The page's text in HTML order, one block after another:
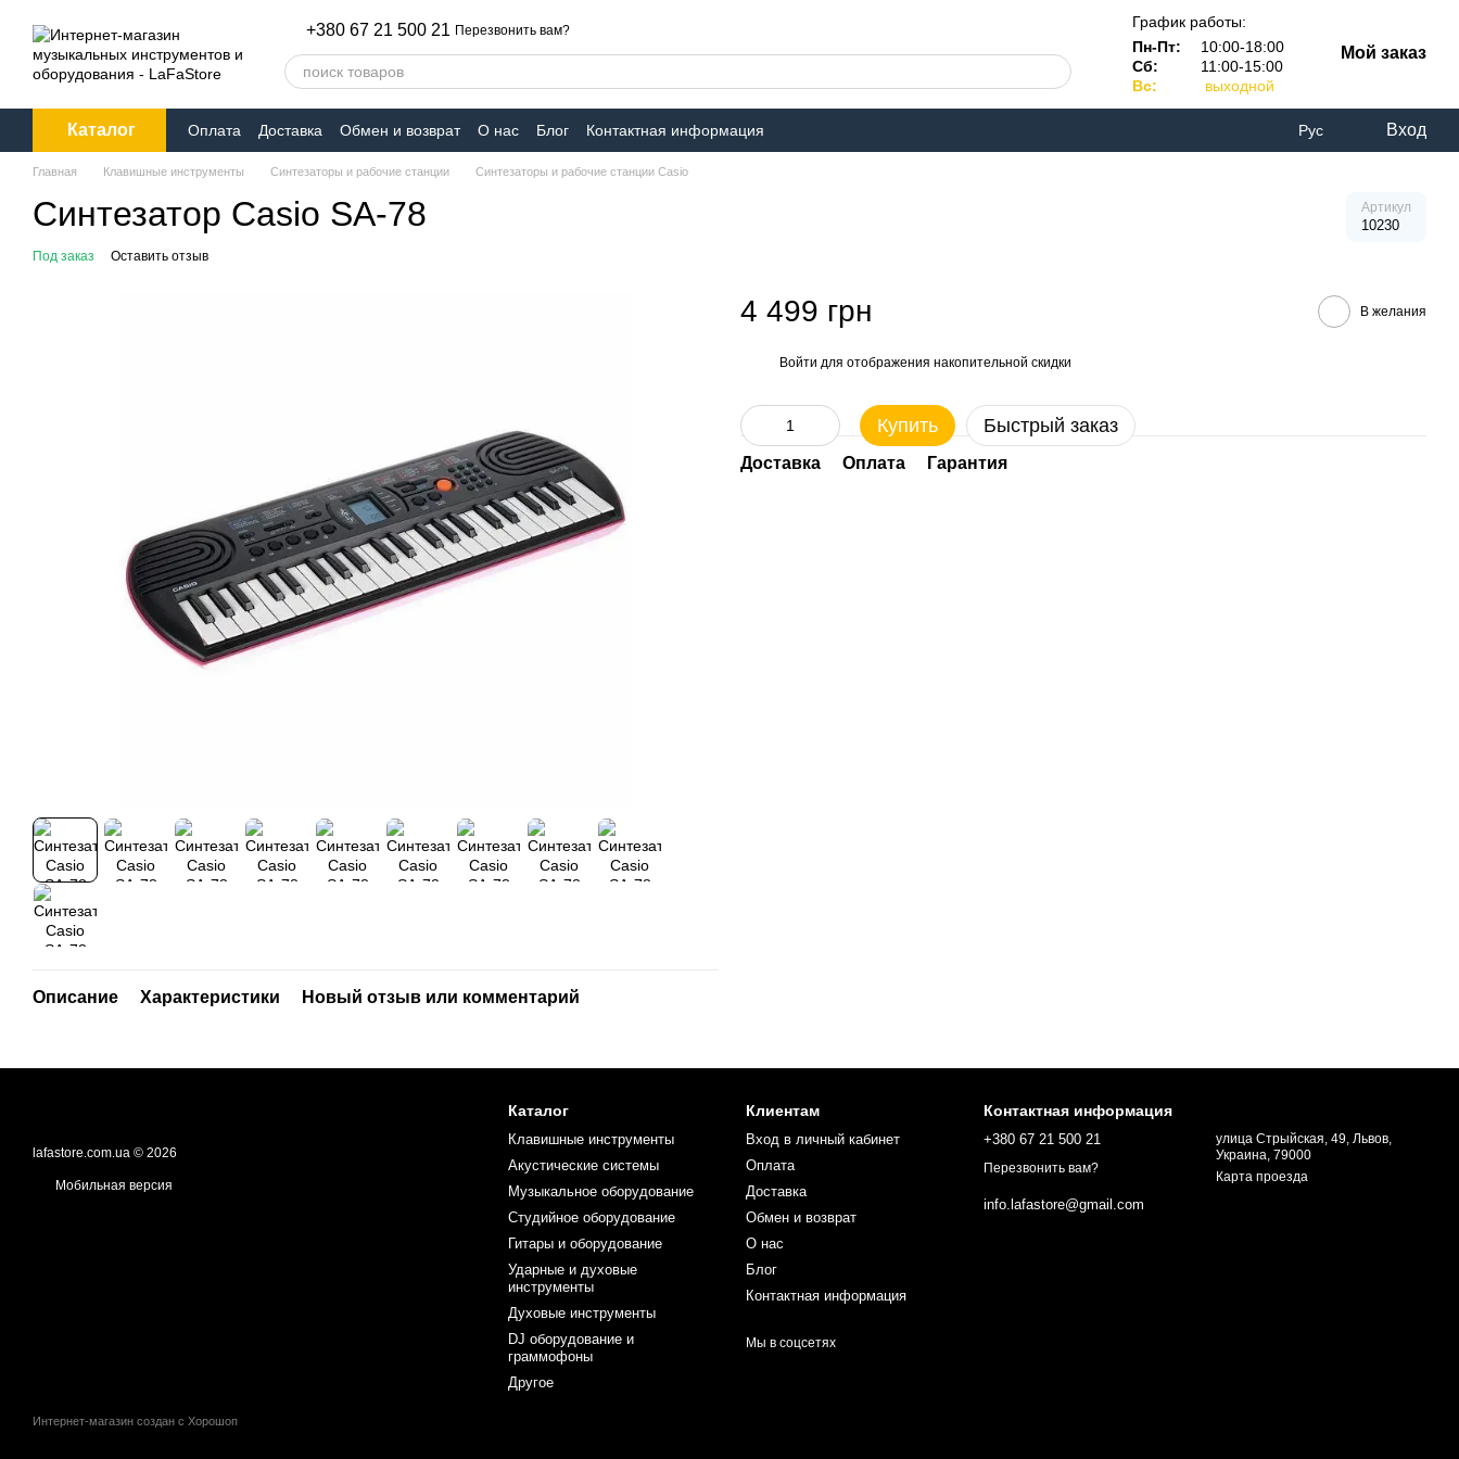
+380 67 21 500 21 Перезвонить вам?
График работы:
Пн-Пт:
10:00-18:00
Сб:
11:00-15:00
Вс:
выходной
Мой заказ
Каталог Оплата Доставка Обмен и возврат О нас Блог Контактная информация Рус Вход
Главная Клавишные инструменты Синтезаторы и рабочие станции Синтезаторы и рабочие станции Casio
Синтезатор Casio SA-78 Артикул
10230
Под заказ Оставить отзыв
Описание Характеристики Новый отзыв или комментарий
4 499 грн В желания
Войти для отображения накопительной скидки
Купить Быстрый заказ
Доставка Оплата Гарантия
lafastore.com.ua © 2026
Мобильная версия
Интернет-магазин создан с Хорошоп
Каталог
Клавишные инструменты
Акустические системы
Музыкальное оборудование
Студийное оборудование
Гитары и оборудование
Ударные и духовые
инструменты
Духовые инструменты
DJ оборудование и
граммофоны
Другое
Клиентам
Вход в личный кабинет
Оплата
Доставка
Обмен и возврат
О нас
Блог
Контактная информация
Мы в соцсетях
Контактная информация
+380 67 21 500 21
Перезвонить вам?
info.lafastore@gmail.com
улица Стрыйская, 49, Львов,
Украина, 79000
Карта проезда